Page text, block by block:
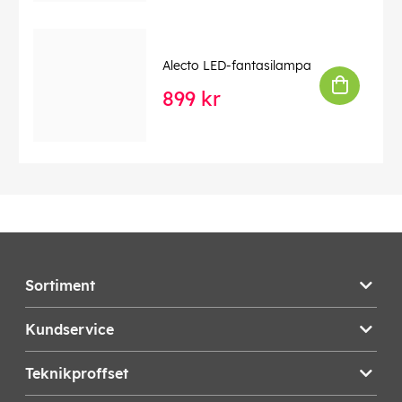
Alecto LED-fantasilampa
899 kr
Sortiment
Kundservice
Teknikproffset